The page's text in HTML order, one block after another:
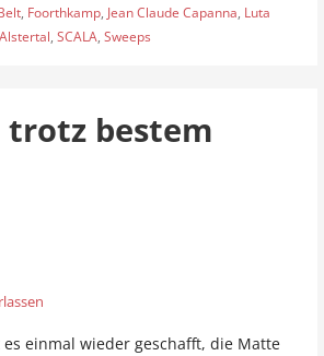
, Foorthkamp, Jean Claude Capanna, Luta
, SCALA, Sweeps
trotz bestem
es einmal wieder geschafft, die Matte